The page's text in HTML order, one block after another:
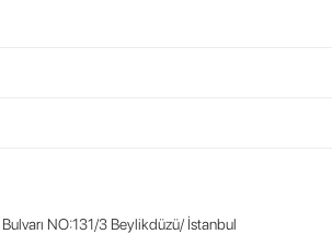
NO:131/3 Beylikdüzü/ İstanbul